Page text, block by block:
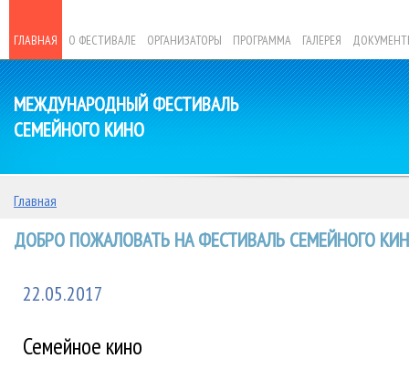
ГЛАВНАЯ О ФЕСТИВАЛЕ ОРГАНИЗАТОРЫ ПРОГРАММА ГАЛЕРЕЯ
МЕЖДУНАРОДНЫЙ ФЕСТИВАЛЬ
СЕМЕЙНОГО КИНО
Главная
ДОБРО ПОЖАЛОВАТЬ НА ФЕСТИВАЛЬ СЕМЕЙНОГО
22.05.2017
Семейное кино